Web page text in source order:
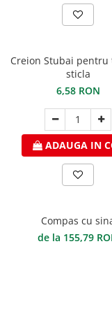
Clesti inchidere in
Clesti blocatori
Clesti de sficuit
Clesti inchidere
Clesti de dulgherie
Accesorii clesti
Ciocane cu cap din
Ciocane cu cap din
Ferestre de mansarda
Cleme fixe si mobile
Parazapezi
Ornamente invelitori
Folii de difuzie
Ventilatii
Parafrunzare
Suporti panouri
Suruburi si cuie
Lucru pe acoperis
Creion Stubai pentru
sticla
6,58 RON
ADAUGA IN
Compas cu
de la 155,79